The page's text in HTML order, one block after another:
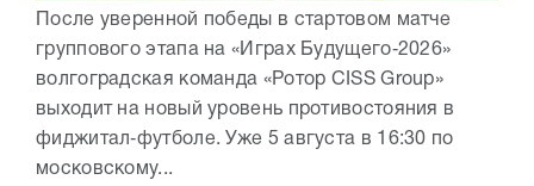
После уверенной победы в стартовом матче
группового этапа на «Играх Будущего‑2026»
волгоградская команда «Ротор CISS Group»
выходит на новый уровень противостояния в
фиджитал‑футболе. Уже 5 августа в 16:30 по
московскому...